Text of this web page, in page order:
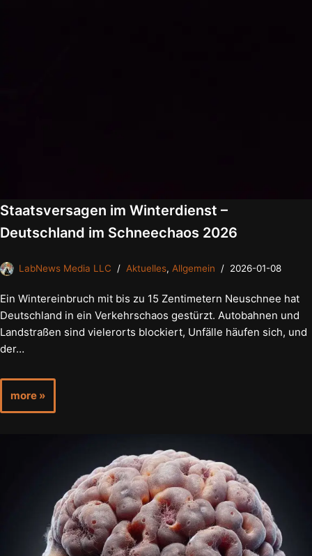
Staatsversagen im Winterdienst –
Deutschland im Schneechaos 2026
LabNews Media LLC Aktuelles, Allgemein 2026-01-08
Ein Wintereinbruch mit bis zu 15 Zentimetern Neuschnee hat
Deutschland in ein Verkehrschaos gestürzt. Autobahnen und
Landstraßen sind vielerorts blockiert, Unfälle häufen sich, und
der…
more »